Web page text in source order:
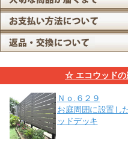
☆ エコウッド
Ｎｏ.６２９
お庭周囲に設置し
ッドデッキ